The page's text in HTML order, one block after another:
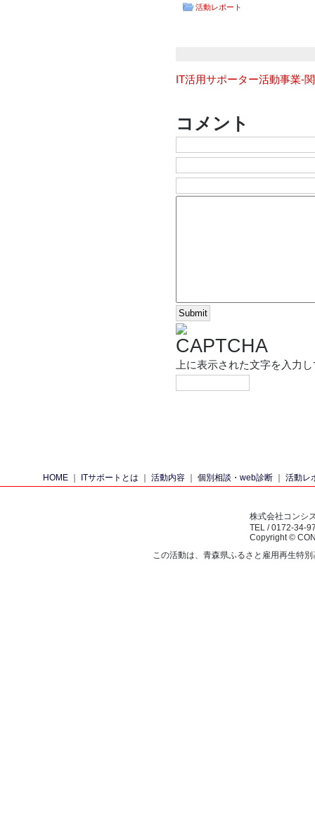
活動レポート
IT活用サポーター活動事業-
コメント
上に表示された文字を入力
HOME ｜ ITサポートとは ｜活動内容 ｜個別相談・web診断 ｜活動レ
株式会社コンシ
TEL / 0172-34-
Copyright ©
この活動は、青森県ふるさと雇用再生特